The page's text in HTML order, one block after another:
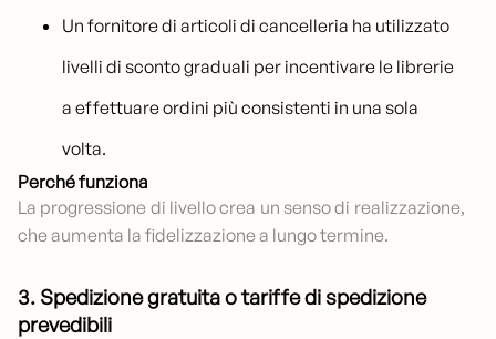
Un fornitore di articoli di cancelleria ha utilizzato
livelli di sconto graduali per incentivare le librerie
a effettuare ordini più consistenti in una sola
volta.
Perché funziona
La progressione di livello crea un senso di realizzazione,
che aumenta la fidelizzazione a lungo termine.
3. Spedizione gratuita o tariffe di spedizione
prevedibili